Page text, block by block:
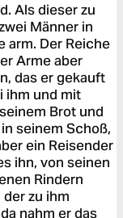
Als dieser zu
Männer in
arm. Der Reiche
Arme aber
das er gekauft
ihm und mit
Brot und
seinem Schoß,
ein Reisender
ihn, von seinen
Rindern
zu ihm
nahm er das